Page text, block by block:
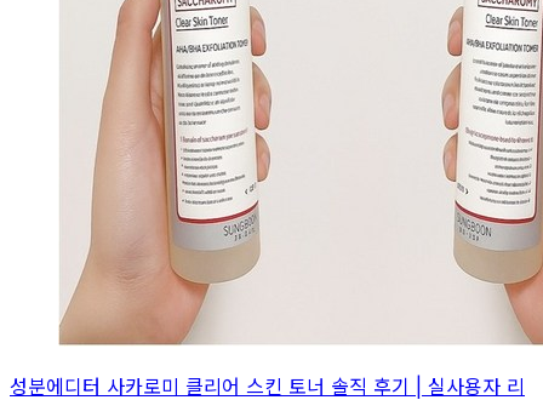
성분에디터 사카로미 클리어 스킨 토너 솔직 후기 | 실사용자 리